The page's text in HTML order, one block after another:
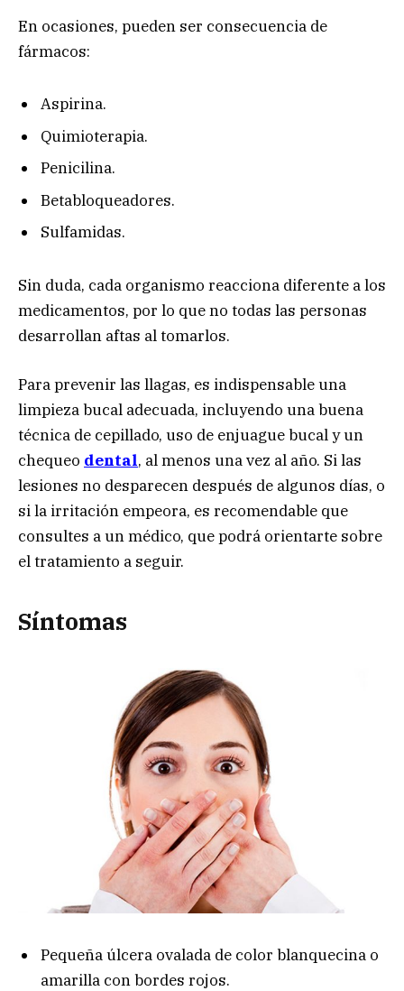
En ocasiones, pueden ser consecuencia de
fármacos:
Aspirina.
Quimioterapia.
Penicilina.
Betabloqueadores.
Sulfamidas.
Sin duda, cada organismo reacciona diferente a los
medicamentos, por lo que no todas las personas
desarrollan aftas al tomarlos.
Para prevenir las llagas, es indispensable una
limpieza bucal adecuada, incluyendo una buena
técnica de cepillado, uso de enjuague bucal y un
chequeo dental, al menos una vez al año. Si las
lesiones no desparecen después de algunos días, o
si la irritación empeora, es recomendable que
consultes a un médico, que podrá orientarte sobre
el tratamiento a seguir.
Síntomas
Pequeña úlcera ovalada de color blanquecina o
amarilla con bordes rojos.